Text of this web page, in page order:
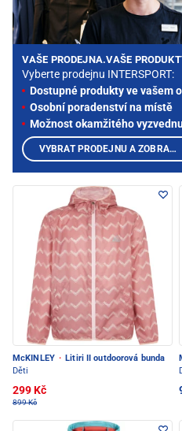
McKINLEY · Litiri II outdoorová bunda
Děti
299 Kč
899 Kč
VAŠE PRODEJNA.VAŠE
Vyberte prodejnu INTERSPORT:
Dostupné produkty ve vašem
Osobní poradenství na místě
Možnost okamžitého
VYBRAT PRODEJNU A ZOBRAZIT PRODUKTY